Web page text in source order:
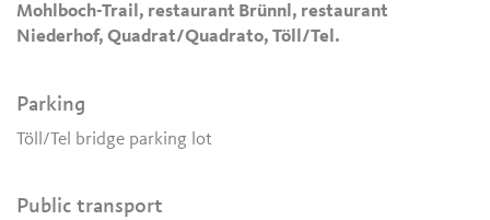
Mohlboch-Trail, restaurant Brünnl, restaurant
Niederhof, Quadrat/Quadrato, Töll/Tel.
Parking
Töll/Tel bridge parking lot
Public transport